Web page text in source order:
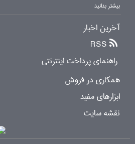
بیشتر بدانید
آخرین اخبار
RSS
راهنمای پرداخت اینترنتی
همکاری در فروش
ابزارهای مفید
نقشه سایت